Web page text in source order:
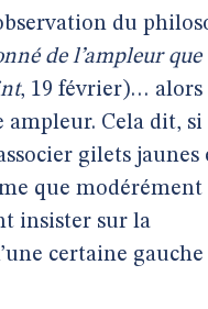
du
de l’ampleur que
, 19 février)… alors
Cela dit, si
gilets jaunes
que modérément
insister sur la
certaine gauche